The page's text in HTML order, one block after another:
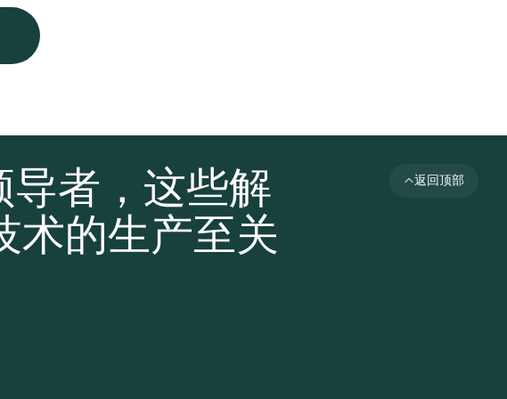
导者，这些解
术的生产至关
返回顶部